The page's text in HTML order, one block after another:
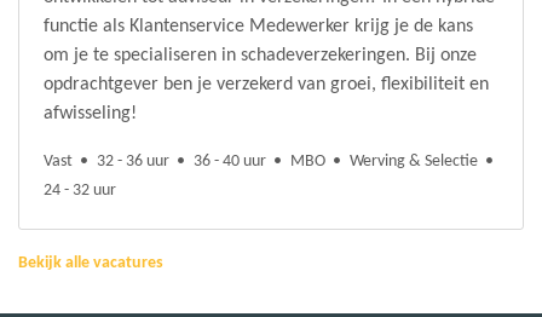
functie als Klantenservice Medewerker krijg je de kans
om je te specialiseren in schadeverzekeringen. Bij onze
opdrachtgever ben je verzekerd van groei, flexibiliteit en
afwisseling!
Vast 32 - 36 uur 36 - 40 uur MBO
Werving & Selectie
24 - 32 uur
Bekijk alle vacatures